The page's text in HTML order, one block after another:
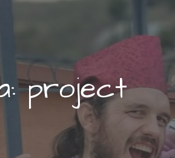
project